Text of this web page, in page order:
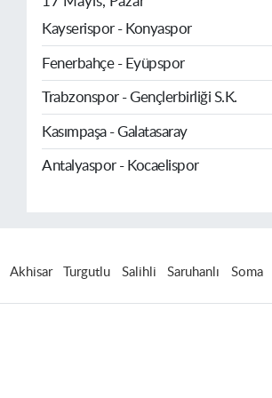
Kayserispor - Konyaspor
Fenerbahçe - Eyüpspor
Trabzonspor - Gençlerbirliği S.K.
Kasımpaşa - Galatasaray
Antalyaspor - Kocaelispor
Akhisar Turgutlu Salihli Saruhanlı Soma